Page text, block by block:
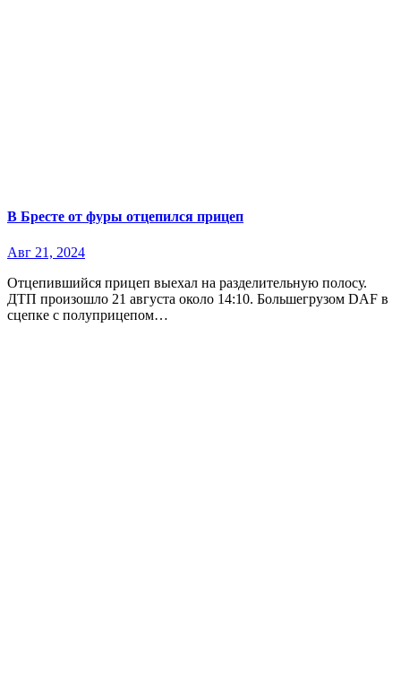
В Бресте от фуры отцепился прицеп
Авг 21, 2024
Отцепившийся прицеп выехал на разделительную полосу.
ДТП произошло 21 августа около 14:10. Большегрузом DAF в
сцепке с полуприцепом…